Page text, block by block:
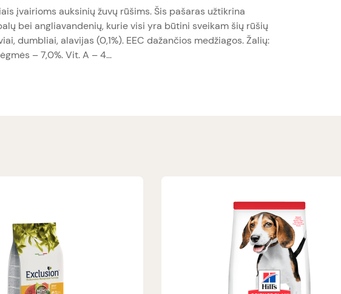
įvairioms auksinių žuvų rūšims. Šis pašaras užtikrina
bei angliavandenių, kurie visi yra būtini sveikam šių rūšių
dumbliai, alavijas (0,1%). EEC dažančios medžiagos. Žalių:
– 7,0%. Vit. A – 4...